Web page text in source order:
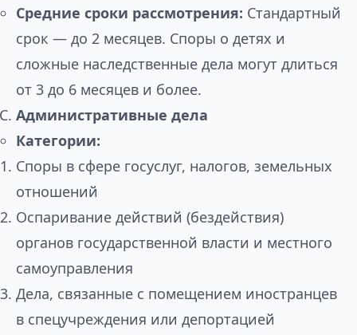
Средние сроки рассмотрения: Стандартный
срок — до 2 месяцев. Споры о детях и
сложные наследственные дела могут длиться
от 3 до 6 месяцев и более.
Административные дела
Категории:
Споры в сфере госуслуг, налогов, земельных
отношений
Оспаривание действий (бездействия)
органов государственной власти и местного
самоуправления
Дела, связанные с помещением иностранцев
в спецучреждения или депортацией